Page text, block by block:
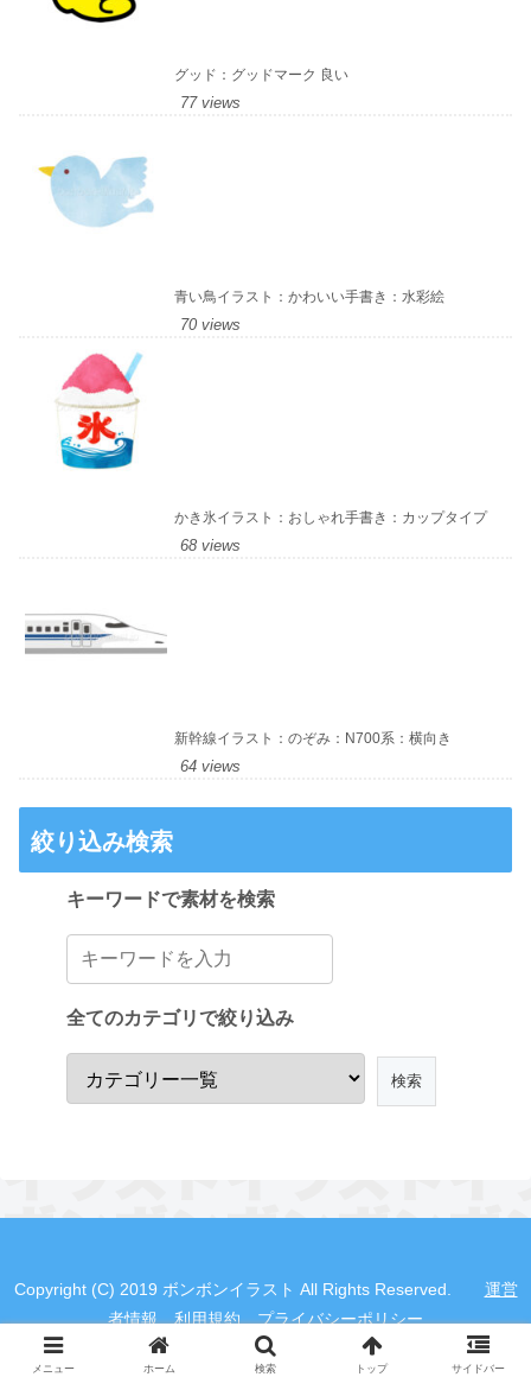
グッド：グッドマーク 良い
77 views
青い鳥イラスト：かわいい手書き：水彩絵
70 views
かき氷イラスト：おしゃれ手書き：カップタイプ
68 views
新幹線イラスト：のぞみ：N700系：横向き
64 views
絞り込み検索
キーワードで素材を検索
全てのカテゴリで絞り込み
Copyright (C) 2019 ボンボンイラスト All Rights Reserved. 運営
者情報
利用規約 プライバシーポリシー
メニュー ホーム 検索 トップ サイドバー